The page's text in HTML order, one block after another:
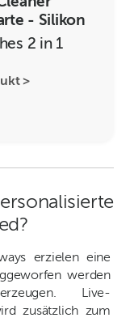
- Silikon
2 in 1
>
erzielen eine
werden
Live-
zusätzlich zum